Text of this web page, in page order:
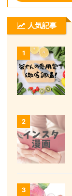
人気記事
1
2
3